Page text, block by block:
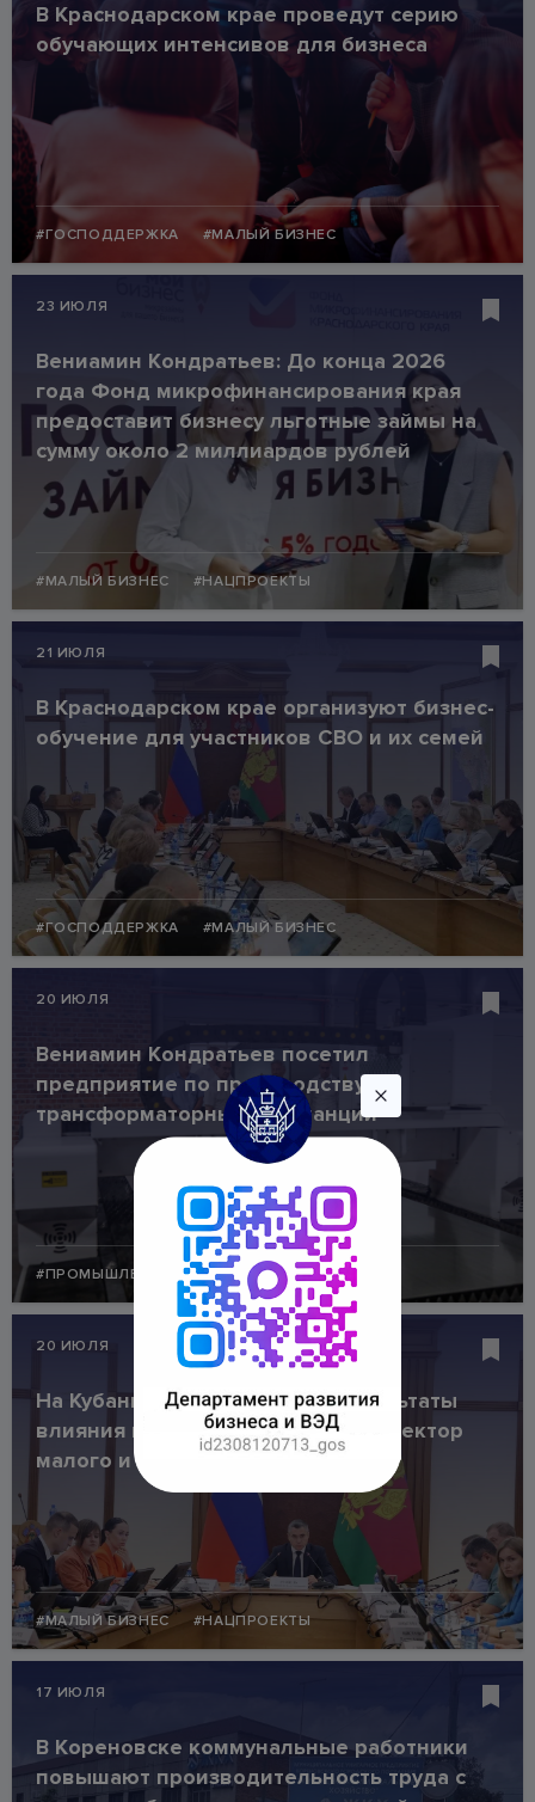
В Краснодарском крае проведут серию
обучающих интенсивов для бизнеса
#ГОСПОДДЕРЖКА #МАЛЫЙ БИЗНЕС
23 ИЮЛЯ
Вениамин Кондратьев: До конца 2026
года Фонд микрофинансирования края
предоставит бизнесу льготные займы на
сумму около 2 миллиардов рублей
#МАЛЫЙ БИЗНЕС #НАЦПРОЕКТЫ
21 ИЮЛЯ
В Краснодарском крае организуют бизнес-
обучение для участников СВО и их семей
#ГОСПОДДЕРЖКА #МАЛЫЙ БИЗНЕС
20 ИЮЛЯ
Вениамин Кондратьев посетил
предприятие по производству
трансформаторных подстанций
#ПРОМЫШЛЕННОСТЬ #НАЦПРОЕКТЫ
20 ИЮЛЯ
На Кубани оценили первые результаты
влияния налоговой реформы на сектор
малого и среднего бизнеса
#МАЛЫЙ БИЗНЕС #НАЦПРОЕКТЫ
17 ИЮЛЯ
В Кореновске коммунальные работники
повышают производительность труда с